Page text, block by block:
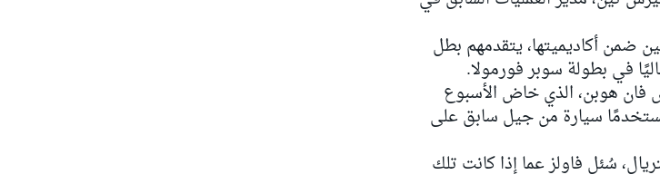
ضمن أكاديميتها، يتقدمهم بطل
يراقب عن كثب سائق الفورمولا 2 لورينس فان هوبن، الذي خاض الأسبوع
سيارة فورمولا 1 مع ويليامز مستخدمًا سيارة من جيل سابق على
سُئل فاولز عما إذا كانت تلك